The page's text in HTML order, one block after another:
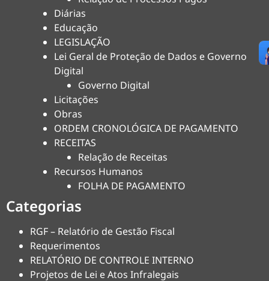
Diárias
Educação
LEGISLAÇÃO
Lei Geral de Proteção de Dados e Governo
Digital
Governo Digital
Licitações
Obras
ORDEM CRONOLÓGICA DE PAGAMENTO
RECEITAS
Relação de Receitas
Recursos Humanos
FOLHA DE PAGAMENTO
Categorias
RGF – Relatório de Gestão Fiscal
Requerimentos
RELATÓRIO DE CONTROLE INTERNO
Projetos de Lei e Atos Infralegais